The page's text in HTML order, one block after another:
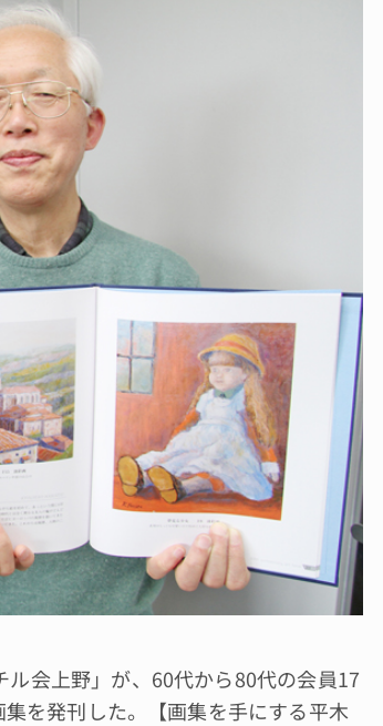
会上野」が、60代から80代の会員17
を発刊した。【画集を手にする平木